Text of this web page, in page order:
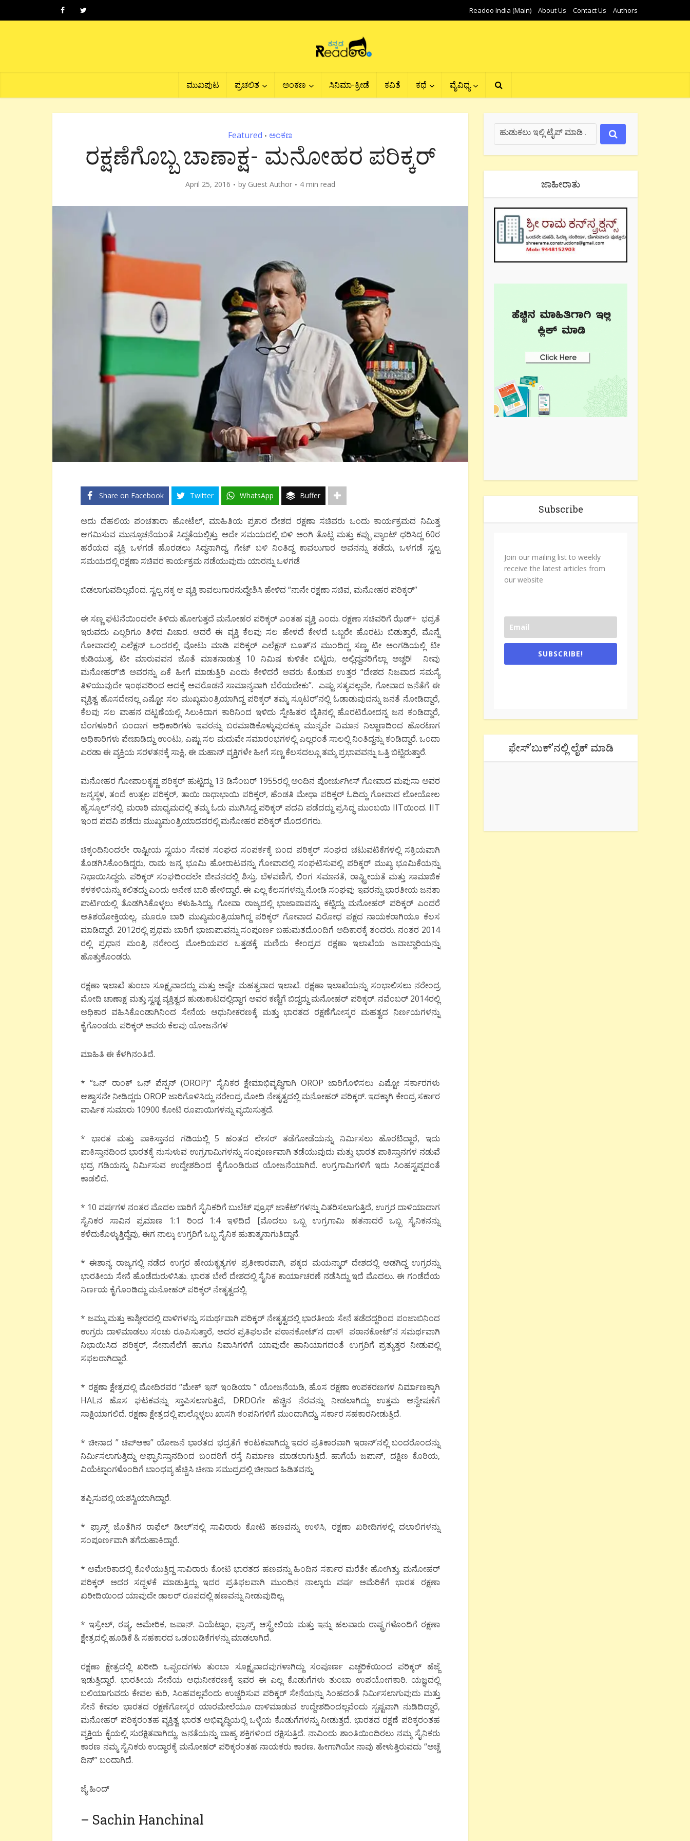
Readoo India (Main) About Us Contact Us Authors
ಮುಖಪುಟ ಪ್ರಚಲಿತ ಅಂಕಣ ಸಿನಿಮಾ-ಕ್ರೀಡೆ ಕವಿತೆ ಕಥೆ ವೈವಿಧ್ಯ
Featured • ಅಂಕಣ
ರಕ್ಷಣೆಗೊಬ್ಬ ಚಾಣಾಕ್ಷ- ಮನೋಹರ ಪರಿಕ್ಕರ್
April 25, 2016 by Guest Author 4 min read
Share on Facebook Twitter WhatsApp Buffer
ಅದು ದೆಹಲಿಯ ಪಂಚತಾರಾ ಹೋಟೆಲ್, ಮಾಹಿತಿಯ ಪ್ರಕಾರ ದೇಶದ ರಕ್ಷಣಾ ಸಚಿವರು ಒಂದು ಕಾರ್ಯಕ್ರಮದ ನಿಮಿತ್ತ
ಆಗಮಿಸುವ ಮುನ್ಸೂಚನೆಯಂತೆ ಸಿದ್ದತೆಯಲ್ಲಿತ್ತು. ಅದೇ ಸಮಯದಲ್ಲಿ ಬಿಳಿ ಅಂಗಿ ತೊಟ್ಟ ಮತ್ತು ಕಪ್ಪು ಪ್ಯಾಂಟ್ ಧರಿಸಿದ್ದ 60ರ
ಹರೆಯದ ವ್ಯಕ್ತಿ ಒಳಗಡೆ ಹೊರಡಲು ಸಿದ್ಧನಾಗಿದ್ದ, ಗೇಟ್ ಬಳಿ ನಿಂತಿದ್ದ ಕಾವಲುಗಾರ ಅವನನ್ನು ತಡೆದು, ಒಳಗಡೆ ಸ್ವಲ್ಪ
ಸಮಯದಲ್ಲಿ ರಕ್ಷಣಾ ಸಚಿವರ ಕಾರ್ಯಕ್ರಮ ನಡೆಯುವುದು ಯಾರನ್ನು ಒಳಗಡೆ
ಬಿಡಲಾಗುವದಿಲ್ಲವೆಂದ. ಸ್ವಲ್ಪ ನಕ್ಕ ಆ ವ್ಯಕ್ತಿ ಕಾವಲುಗಾರನುದ್ದೇಶಿಸಿ ಹೇಳಿದ “ನಾನೇ ರಕ್ಷಣಾ ಸಚಿವ, ಮನೋಹರ ಪರಿಕ್ಕರ್”
ಈ ಸಣ್ಣ ಘಟನೆಯಿಂದಲೇ ತಿಳಿದು ಹೋಗುತ್ತದೆ ಮನೋಹರ ಪರಿಕ್ಕರ್ ಎಂತಹ ವ್ಯಕ್ತಿ ಎಂದು. ರಕ್ಷಣಾ ಸಚಿವರಿಗೆ ಝೆಡ್+ ಭದ್ರತೆ
ಇರುವದು ಎಲ್ಲರಿಗೂ ತಿಳಿದ ವಿಚಾರ. ಆದರೆ ಈ ವ್ಯಕ್ತಿ ಕೆಲವು ಸಲ ಹೇಳದೆ ಕೇಳದೆ ಒಬ್ಬರೇ ಹೊರಟು ಬಿಡುತ್ತಾರೆ, ಮೊನ್ನೆ
ಗೋವಾದಲ್ಲಿ ಎಲೆಕ್ಷನ್ ಒಂದರಲ್ಲಿ ವೋಟು ಮಾಡಿ ಪರಿಕ್ಕರ್ ಎಲೆಕ್ಷನ್ ಬೂತ್’ನ ಮುಂದಿದ್ದ ಸಣ್ಣ ಟೀ ಅಂಗಡಿಯಲ್ಲಿ ಟೀ
ಕುಡಿಯುತ್ತ, ಟೀ ಮಾರುವವನ ಜೊತೆ ಮಾತನಾಡುತ್ತ 10 ನಿಮಿಷ ಕುಳಿತೇ ಬಿಟ್ಟರು, ಅಲ್ಲಿದ್ದವರಿಗೆಲ್ಲಾ ಅಚ್ಚರಿ! ನೀವು
ಮನೋಹರ್’ಜಿ ಅವರನ್ನು ಏಕೆ ಹೀಗೆ ಮಾಡುತ್ತಿರಿ ಎಂದು ಕೇಳಿದರೆ ಅವರು ಕೊಡುವ ಉತ್ತರ “ದೇಶದ ನಿಜವಾದ ಸಮಸ್ಯೆ
ತಿಳಿಯುವುದೇ ಇಂಥವರಿಂದ ಅದಕ್ಕೆ ಅವರೊಡನೆ ಸಾಮಾನ್ಯವಾಗಿ ಬೆರೆಯಬೇಕು”. ಎಷ್ಟು ಸತ್ಯವಲ್ಲವೇ, ಗೋವಾದ ಜನೆತೆಗೆ ಈ
ವ್ಯಕ್ತಿತ್ವ ಹೊಸದೇನಲ್ಲ ಎಷ್ಟೋ ಸಲ ಮುಖ್ಯಮಂತ್ರಿಯಾಗಿದ್ದ ಪರಿಕ್ಕರ್ ತಮ್ಮ ಸ್ಕೂಟರ್’ನಲ್ಲಿ ಓಡಾಡುವುದನ್ನು ಜನತೆ ನೋಡಿದ್ದಾರೆ,
ಕೆಲವು ಸಲ ವಾಹನ ದಟ್ಟಣೆಯಲ್ಲಿ ಸಿಲುಕಿದಾಗ ಕಾರಿನಿಂದ ಇಳಿದು ಸ್ನೇಹಿತರ ಬೈಕಿನಲ್ಲಿ ಹೊರಟಿರೋದನ್ನ ಜನ ಕಂಡಿದ್ದಾರೆ,
ಬೆಂಗಳೂರಿಗೆ ಬಂದಾಗ ಅಧಿಕಾರಿಗಳು ಇವರನ್ನು ಬರಮಾಡಿಕೊಳ್ಳುವುದಕ್ಕೂ ಮುನ್ನವೇ ವಿಮಾನ ನಿಲ್ದಾಣದಿಂದ ಹೊರಟಾಗ
ಅಧಿಕಾರಿಗಳು ಪೇಚಾಡಿದ್ದು ಉಂಟು, ಎಷ್ಟು ಸಲ ಮದುವೇ ಸಮಾರಂಭಗಳಲ್ಲಿ ಎಲ್ಲರಂತೆ ಸಾಲಲ್ಲಿ ನಿಂತಿದ್ದನ್ನು ಕಂಡಿದ್ದಾರೆ. ಒಂದಾ
ಎರಡಾ ಈ ವ್ಯಕ್ತಿಯ ಸರಳತನಕ್ಕೆ ಸಾಕ್ಷಿ, ಈ ಮಹಾನ್ ವ್ಯಕ್ತಿಗಳೇ ಹೀಗೆ ಸಣ್ಣ ಕೆಲಸದಲ್ಲೂ ತಮ್ಮ ಪ್ರಭಾವವನ್ನು ಒತ್ತಿ ಬಿಟ್ಟಿರುತ್ತಾರೆ.
ಮನೋಹರ ಗೋಪಾಲಕೃಷ್ಣ ಪರಿಕ್ಕರ್ ಹುಟ್ಟಿದ್ದು 13 ಡಿಸೆಂಬರ್ 1955ರಲ್ಲಿ ಅಂದಿನ ಪೋರ್ಚುಗೀಸ್ ಗೋವಾದ ಮಪುಸಾ ಅವರ
ಜನ್ಮಸ್ಥಳ, ತಂದೆ ಉತ್ಪಲ ಪರಿಕ್ಕರ್, ತಾಯಿ ರಾಧಾಭಾಯಿ ಪರಿಕ್ಕರ್, ಹೆಂಡತಿ ಮೇಧಾ ಪರಿಕ್ಕರ್ ಓದಿದ್ದು ಗೋವಾದ ಲೋಯೋಲ
ಹೈಸ್ಕೂಲ್’ನಲ್ಲಿ. ಮರಾಠಿ ಮಾಧ್ಯಮದಲ್ಲಿ ತಮ್ಮ ಓದು ಮುಗಿಸಿದ್ದ ಪರಿಕ್ಕರ್ ಪದವಿ ಪಡೆದದ್ದು ಪ್ರಸಿದ್ಧ ಮುಂಬಯಿ IITಯಿಂದ. IIT
ಇಂದ ಪದವಿ ಪಡೆದು ಮುಖ್ಯಮಂತ್ರಿಯಾದವರಲ್ಲಿ ಮನೋಹರ ಪರಿಕ್ಕರ್ ಮೊದಲಿಗರು.
ಚಿಕ್ಕಂದಿನಿಂದಲೇ ರಾಷ್ಟೀಯ ಸ್ವಯಂ ಸೇವಕ ಸಂಘದ ಸಂಪರ್ಕಕ್ಕೆ ಬಂದ ಪರಿಕ್ಕರ್ ಸಂಘದ ಚಟುವಟಿಕೆಗಳಲ್ಲಿ ಸಕ್ರಿಯವಾಗಿ
ತೊಡಗಿಸಿಕೊಂಡಿದ್ದರು, ರಾಮ ಜನ್ಮ ಭೂಮಿ ಹೋರಾಟವನ್ನು ಗೋವಾದಲ್ಲಿ ಸಂಘಟಿಸುವಲ್ಲಿ ಪರಿಕ್ಕರ್ ಮುಖ್ಯ ಭೂಮಿಕೆಯನ್ನು
ನಿಭಾಯಿಸಿದ್ದರು. ಪರಿಕ್ಕರ್ ಸಂಘದಿಂದಲೇ ಜೀವನದಲ್ಲಿ ಶಿಸ್ತು, ಬೆಳವಣಿಗೆ, ಲಿಂಗ ಸಮಾನತೆ, ರಾಷ್ಟ್ರೀಯತೆ ಮತ್ತು ಸಾಮಾಜಿಕ
ಕಳಕಳಿಯನ್ನು ಕಲಿತದ್ದು ಎಂದು ಅನೇಕ ಬಾರಿ ಹೇಳಿದ್ದಾರೆ. ಈ ಎಲ್ಲ ಕೆಲಸಗಳನ್ನು ನೋಡಿ ಸಂಘವು ಇವರನ್ನು ಭಾರತೀಯ ಜನತಾ
ಪಾರ್ಟಿಯಲ್ಲಿ ತೊಡಗಿಸಿಕೊಳ್ಳಲು ಕಳುಹಿಸಿದ್ದು, ಗೋವಾ ರಾಜ್ಯದಲ್ಲಿ ಭಾಜಾಪಾವನ್ನು ಕಟ್ಟಿದ್ದು ಮನೋಹರ್ ಪರಿಕ್ಕರ್ ಎಂದರೆ
ಅತಿಶಯೋಕ್ತಿಯಲ್ಲ, ಮೂರೂ ಬಾರಿ ಮುಖ್ಯಮಂತ್ರಿಯಾಗಿದ್ದ ಪರಿಕ್ಕರ್ ಗೋವಾದ ವಿರೋಧ ಪಕ್ಷದ ನಾಯಕರಾಗಿಯೂ ಕೆಲಸ
ಮಾಡಿದ್ದಾರೆ. 2012ರಲ್ಲಿ ಪ್ರಥಮ ಬಾರಿಗೆ ಭಾಜಾಪಾವನ್ನು ಸಂಪೂರ್ಣ ಬಹುಮತದೊಂದಿಗೆ ಅದಿಕಾರಕ್ಕೆ ತಂದರು. ನಂತರ 2014
ರಲ್ಲಿ ಪ್ರಧಾನ ಮಂತ್ರಿ ನರೇಂದ್ರ ಮೋದಿಯವರ ಒತ್ತಡಕ್ಕೆ ಮಣಿದು ಕೇಂದ್ರದ ರಕ್ಷಣಾ ಇಲಾಖೆಯ ಜವಾಬ್ದಾರಿಯನ್ನು
ಹೊತ್ತುಕೊಂಡರು.
ರಕ್ಷಣಾ ಇಲಾಖೆ ತುಂಬಾ ಸೂಕ್ಷ್ಮವಾದದ್ದು ಮತ್ತು ಅಷ್ಟೇ ಮಹತ್ವವಾದ ಇಲಾಖೆ. ರಕ್ಷಣಾ ಇಲಾಖೆಯನ್ನು ಸಂಭಾಲಿಸಲು ನರೇಂದ್ರ
ಮೋದಿ ಚಾಣಾಕ್ಷ ಮತ್ತು ಸ್ವಚ್ಛ ವ್ಯಕ್ತಿತ್ವದ ಹುಡುಕಾಟದಲ್ಲಿದ್ದಾಗ ಅವರ ಕಣ್ಣಿಗೆ ಬಿದ್ದದ್ದು ಮನೋಹರ್ ಪರಿಕ್ಕರ್. ನವೆಂಬರ್ 2014ರಲ್ಲಿ
ಅಧಿಕಾರ ವಹಿಸಿಕೊಂಡಾಗಿನಿಂದ ಸೇನೆಯ ಆಧುನೀಕರಣಕ್ಕೆ ಮತ್ತು ಭಾರತದ ರಕ್ಷಣೆಗೋಸ್ಕರ ಮಹತ್ವದ ನಿರ್ಣಯಗಳನ್ನು
ಕೈಗೊಂಡರು. ಪರಿಕ್ಕರ್ ಅವರು ಕೆಲವು ಯೋಜನೆಗಳ
ಮಾಹಿತಿ ಈ ಕೆಳಗಿನಂತಿದೆ.
* “ಒನ್ ರಾಂಕ್ ಒನ್ ಪೆನ್ಷನ್ (OROP)” ಸೈನಿಕರ ಕ್ಷೇಮಾಭಿವೃದ್ಧಿಗಾಗಿ OROP ಜಾರಿಗೊಳಿಸಲು ಎಷ್ಟೋ ಸರ್ಕಾರಗಳು
ಆಶ್ವಾಸನೇ ನೀಡಿದ್ದರು OROP ಜಾರಿಗೊಳಿಸಿದ್ದು ನರೇಂದ್ರ ಮೋದಿ ನೇತೃತ್ವದಲ್ಲಿ ಮನೋಹರ್ ಪರಿಕ್ಕರ್. ಇದಕ್ಕಾಗಿ ಕೇಂದ್ರ ಸರ್ಕಾರ
ವಾರ್ಷಿಕ ಸುಮಾರು 10900 ಕೋಟಿ ರೂಪಾಯಿಗಳನ್ನು ವ್ಯಯಿಸುತ್ತದೆ.
* ಭಾರತ ಮತ್ತು ಪಾಕಿಸ್ತಾನದ ಗಡಿಯಲ್ಲಿ 5 ಹಂತದ ಲೇಸರ್ ತಡೆಗೋಡೆಯನ್ನು ನಿರ್ಮಿಸಲು ಹೊರಟಿದ್ದಾರೆ, ಇದು
ಪಾಕಿಸ್ತಾನದಿಂದ ಭಾರತಕ್ಕೆ ನುಸುಳುವ ಉಗ್ರಗಾಮಿಗಳನ್ನು ಸಂಪೂರ್ಣವಾಗಿ ತಡೆಯುವುದು ಮತ್ತು ಭಾರತ ಪಾಕಿಸ್ತಾನಗಳ ನಡುವೆ
ಭದ್ರ ಗಡಿಯನ್ನು ನಿರ್ಮಿಸುವ ಉದ್ದೇಶದಿಂದ ಕೈಗೊಂಡಿರುವ ಯೋಜನೆಯಾಗಿದೆ. ಉಗ್ರಗಾಮಿಗಳಿಗೆ ಇದು ಸಿಂಹಸ್ವಪ್ನದಂತೆ
ಕಾಡಲಿದೆ.
* 10 ವರ್ಷಗಳ ನಂತರ ಮೊದಲ ಬಾರಿಗೆ ಸೈನಿಕರಿಗೆ ಬುಲೆಟ್ ಪ್ರೂಫ್ ಜಾಕೆಟ್’ಗಳನ್ನು ವಿತರಿಸಲಾಗುತ್ತಿದೆ, ಉಗ್ರರ ದಾಳಿಯಾದಾಗ
ಸೈನಿಕರ ಸಾವಿನ ಪ್ರಮಾಣ 1:1 ರಿಂದ 1:4 ಇಳಿದಿದೆ [ಮೊದಲು ಒಬ್ಬ ಉಗ್ರಗಾಮಿ ಹತನಾದರೆ ಒಬ್ಬ ಸೈನಿಕನನ್ನು
ಕಳೆದುಕೊಳ್ಳುತ್ತಿದ್ದೆವು, ಈಗ ನಾಲ್ಕು ಉಗ್ರರಿಗೆ ಒಬ್ಬ ಸೈನಿಕ ಹುತಾತ್ಮನಾಗುತಿದ್ದಾನೆ.
* ಈಶಾನ್ಯ ರಾಜ್ಯಗಲ್ಲಿ ನಡೆದ ಉಗ್ರರ ಹೇಯಕೃತ್ಯಗಳ ಪ್ರತೀಕಾರವಾಗಿ, ಪಕ್ಕದ ಮಯನ್ಮಾರ್ ದೇಶದಲ್ಲಿ ಅಡಗಿದ್ದ ಉಗ್ರರನ್ನು
ಭಾರತೀಯ ಸೇನೆ ಹೊಡೆದುರುಳಿಸಿತು. ಭಾರತ ಬೇರೆ ದೇಶದಲ್ಲಿ ಸೈನಿಕ ಕಾರ್ಯಾಚರಣೆ ನಡೆಸಿದ್ದು ಇದೆ ಮೊದಲು. ಈ ಗಂಡೆದೆಯ
ನಿರ್ಣಯ ಕೈಗೊಂಡಿದ್ದು ಮನೋಹರ್ ಪರಿಕ್ಕರ್ ನೇತೃತ್ವದಲ್ಲಿ.
* ಜಮ್ಮು ಮತ್ತು ಕಾಶ್ಮೀರದಲ್ಲಿ ದಾಳಿಗಳನ್ನು ಸಮರ್ಥವಾಗಿ ಪರಿಕ್ಕರ್ ನೇತೃತ್ವದಲ್ಲಿ ಭಾರತೀಯ ಸೇನೆ ತಡೆದದ್ದರಿಂದ ಪಂಜಾಬಿನಿಂದ
ಉಗ್ರರು ದಾಳಿಮಾಡಲು ಸಂಚು ರೂಪಿಸುತ್ತಾರೆ, ಅದರ ಪ್ರತಿಫಲವೇ ಪಠಾನಕೋಟ್’ನ ದಾಳಿ! ಪಠಾನಕೋಟ್’ನ ಸಮರ್ಥವಾಗಿ
ನಿಭಾಯಿಸಿದ ಪರಿಕ್ಕರ್, ಸೇನಾನೆಲೆಗೆ ಹಾಗೂ ನಿವಾಸಿಗಳಿಗೆ ಯಾವುದೇ ಹಾನಿಯಾಗದಂತೆ ಉಗ್ರರಿಗೆ ಪ್ರತ್ಯುತ್ತರ ನೀಡುವಲ್ಲಿ
ಸಫಲರಾಗಿದ್ದಾರೆ.
* ರಕ್ಷಣಾ ಕ್ಷೇತ್ರದಲ್ಲಿ ಮೋದಿರವರ “ಮೇಕ್ ಇನ್ ಇಂಡಿಯಾ ” ಯೋಜನೆಯಡಿ, ಹೊಸ ರಕ್ಷಣಾ ಉಪಕರಣಗಳ ನಿರ್ಮಾಣಕ್ಕಾಗಿ
HALನ ಹೊಸ ಘಟಕವನ್ನು ಸ್ತಾಪಿಸಲಾಗುತ್ತಿದೆ, DRDOಗೇ ಹೆಚ್ಚಿನ ನೆರವನ್ನು ನೀಡಲಾಗಿದ್ದು ಉತ್ತಮ ಅನ್ವೇಷಣೆಗೆ
ಸಾಕ್ಷಿಯಾಗಲಿದೆ. ರಕ್ಷಣಾ ಕ್ಷೇತ್ರದಲ್ಲಿ ಪಾಲ್ಗೊಳ್ಳಲು ಖಾಸಗಿ ಕಂಪನಿಗಳಿಗೆ ಮುಂದಾಗಿದ್ದು, ಸರ್ಕಾರ ಸಹಕಾರನೀಡುತ್ತಿದೆ.
* ಚೀನಾದ ” ಚಿಪ್ಆಕಾ” ಯೋಜನೆ ಭಾರತದ ಭದ್ರತೆಗೆ ಕಂಟಕವಾಗಿದ್ದು ಇದರ ಪ್ರತಿಕಾರವಾಗಿ ಇರಾನ್’ನಲ್ಲಿ ಬಂದರೊಂದನ್ನು
ನಿರ್ಮಿಸಲಾಗುತ್ತಿದ್ದು ಆಫ್ಘಾನಿಸ್ತಾನದಿಂದ ಬಂದರಿಗೆ ರಸ್ತೆ ನಿರ್ಮಾಣ ಮಾಡಲಾಗುತ್ತಿದೆ. ಹಾಗೆಯೆ ಜಪಾನ್, ದಕ್ಷಿಣ ಕೊರಿಯ,
ವಿಯೆಟ್ನಾಂಗಳೊಂದಿಗೆ ಬಾಂಧವ್ಯ ಹೆಚ್ಚಿಸಿ ಚೀನಾ ಸಮುದ್ರದಲ್ಲಿ ಚೀನಾದ ಹಿಡಿತವನ್ನು
ತಪ್ಪಿಸುವಲ್ಲಿ ಯಶಸ್ವಿಯಾಗಿದ್ದಾರೆ.
* ಫ್ರಾನ್ಸ್ ಜೊತೆಗಿನ ರಾಫೆಲ್ ಡೀಲ್’ನಲ್ಲಿ ಸಾವಿರಾರು ಕೋಟಿ ಹಣವನ್ನು ಉಳಿಸಿ, ರಕ್ಷಣಾ ಖರೀದಿಗಳಲ್ಲಿ ದಲಾಲಿಗಳನ್ನು
ಸಂಪೂರ್ಣವಾಗಿ ತಗೆದುಹಾಕಿದ್ದಾರೆ.
* ಅಮೇರಿಕಾದಲ್ಲಿ ಕೊಳೆಯುತ್ತಿದ್ದ ಸಾವಿರಾರು ಕೋಟಿ ಭಾರತದ ಹಣವನ್ನು ಹಿಂದಿನ ಸರ್ಕಾರ ಮರೆತೇ ಹೋಗಿತ್ತು. ಮನೋಹರ್
ಪರಿಕ್ಕರ್ ಅದರ ಸದ್ಬಳಕೆ ಮಾಡುತ್ತಿದ್ದು ಇದರ ಪ್ರತಿಫಲವಾಗಿ ಮುಂದಿನ ನಾಲ್ಕಾರು ವರ್ಷ ಅಮೆರಿಕೆಗೆ ಭಾರತ ರಕ್ಷಣಾ
ಖರೀದಿಯಿಂದ ಯಾವುದೇ ಡಾಲರ್ ರೂಪದಲ್ಲಿ ಹಣವನ್ನು ನೀಡುವುದಿಲ್ಲ.
* ಇಸ್ರೇಲ್, ರಷ್ಯ, ಅಮೇರಿಕ, ಜಪಾನ್. ವಿಯೆಟ್ನಾಂ, ಫ್ರಾನ್ಸ್, ಆಸ್ಟ್ರೇಲಿಯ ಮತ್ತು ಇನ್ನು ಹಲವಾರು ರಾಷ್ಟ್ರಗಳೊಂದಿಗೆ ರಕ್ಷಣಾ
ಕ್ಷೇತ್ರದಲ್ಲಿ ಹೂಡಿಕೆ & ಸಹಕಾರದ ಒಡಂಬಡಿಕೆಗಳನ್ನು ಮಾಡಲಾಗಿದೆ.
ರಕ್ಷಣಾ ಕ್ಷೇತ್ರದಲ್ಲಿ ಖರೀದಿ ಒಪ್ಪಂದಗಳು ತುಂಬಾ ಸೂಕ್ಷ್ಮವಾದವುಗಳಾಗಿದ್ದು ಸಂಪೂರ್ಣ ಎಚ್ಚರಿಕೆಯಿಂದ ಪರಿಕ್ಕರ್ ಹೆಜ್ಜೆ
ಇಡುತ್ತಿದ್ದಾರೆ. ಭಾರತೀಯ ಸೇನೆಯ ಆಧುನೀಕರಣಕ್ಕೆ ಇವರ ಈ ಎಲ್ಲ ಕೊಡುಗೆಗಳು ತುಂಬಾ ಉಪಯೋಗಕಾರಿ. ಯಜ್ಞದಲ್ಲಿ
ಬಲಿಯಾಗುವದು ಕೇವಲ ಕುರಿ, ಸಿಂಹವಲ್ಲವೆಂದು ಉಚ್ಚರಿಸುವ ಪರಿಕ್ಕರ್ ಸೇನೆಯನ್ನು ಸಿಂಹದಂತೆ ನಿರ್ಮಿಸಲಾಗುವುದು ಮತ್ತು
ಸೇನೆ ಕೇವಲ ಭಾರತದ ರಕ್ಷಣೆಗೋಸ್ಕರ ಯಾರಮೇಲೆಯೂ ದಾಳಿಮಾಡುವ ಉದ್ದೇಶದಿಂದಲ್ಲವೆಂದು ಸ್ಪಷ್ಟವಾಗಿ ನುಡಿದಿದ್ದಾರೆ,
ಮನೋಹರ್ ಪರಿಕ್ಕರಂತಹ ವ್ಯಕ್ತಿತ್ವ ಭಾರತ ಅಭಿವೃದ್ಧಿಯಲ್ಲಿ ಒಳ್ಳೆಯ ಕೊಡುಗೆಗಳನ್ನು ನೀಡುತ್ತದೆ. ಭಾರತದ ರಕ್ಷಣೆ ಪರಿಕ್ಕರಂತಹ
ವ್ಯಕ್ತಿಯ ಕೈಯಲ್ಲಿ ಸುರಕ್ಷಿತವಾಗಿದ್ದು, ಜನತೆಯನ್ನು ಬಾಹ್ಯ ಶಕ್ತಿಗಳಿಂದ ರಕ್ಷಿಸುತ್ತಿದೆ. ನಾವಿಂದು ಶಾಂತಿಯಿಂದಿರಲು ನಮ್ಮ ಸೈನಿಕರು
ಕಾರಣ ನಮ್ಮ ಸೈನಿಕರು ಉದ್ಧಾರಕ್ಕೆ ಮನೋಹರ್ ಪರಿಕ್ಕರಂತಹ ನಾಯಕರು ಕಾರಣ. ಹೀಗಾಗಿಯೇ ನಾವು ಹೇಳುತ್ತಿರುವದು “ಅಚ್ಚೆ
ದಿನ್” ಬಂದಾಗಿದೆ.
ಜೈ ಹಿಂದ್
– Sachin Hanchinal
ಜಾಹೀರಾತು
Subscribe
Join our mailing list to weekly
receive the latest articles from
our website
SUBSCRIBE!
ಫೇಸ್’ಬುಕ್’ನಲ್ಲಿ ಲೈಕ್ ಮಾಡಿ